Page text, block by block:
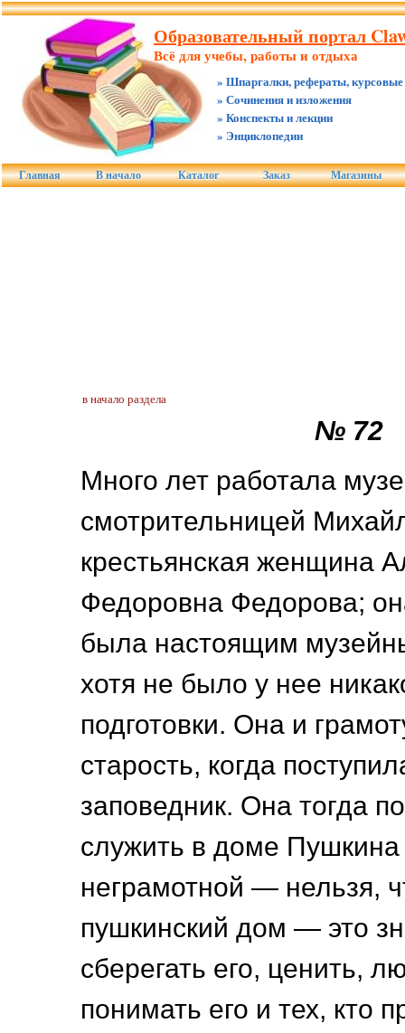
Образовательный портал
Всё для учебы, работы и отдыха
» Шпаргалки, рефераты, курсовые
» Сочинения и изложения
» Конспекты и лекции
» Энциклопедии
Главная В начало Каталог Заказ Магазины
в начало раздела
№ 72
Много лет работала
смотрительницей
крестьянская женщина
Федоровна Федорова;
была настоящим
хотя не было у нее
подготовки. Она и
старость, когда
заповедник. Она тогда
служить в доме
неграмотной — нельзя,
пушкинский дом — это
сберегать его, ценить,
понимать его и тех, кто